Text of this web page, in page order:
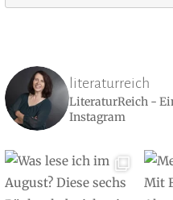
nach:
literaturreich
LiteraturReich -
Instagram